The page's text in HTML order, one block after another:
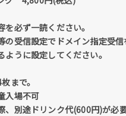
必ず一読ください。
の受信設定でドメイン指定受
ように設定してください。
まで。
入場不可
別途ドリンク代(600円)が必要